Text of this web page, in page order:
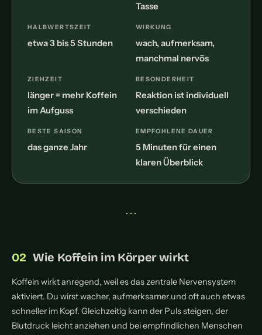
Tasse
HALBWERTSZEIT
etwa 3 bis 5 Stunden
WIRKUNG
wach, aufmerksam,
manchmal nervös
ZIEHZEIT
länger = mehr Koffein
im Aufguss
BESONDERHEIT
Reaktion ist individuell
verschieden
BESTE SAISON
das ganze Jahr
EMPFOHLENE DAUER
5 Minuten für einen
klaren Überblick
• • •
Wie Koffein im Körper wirkt
Koffein wirkt anregend, weil es das zentrale Nervensystem
aktiviert. Du wirst wacher, aufmerksamer und oft auch etwas
schneller im Kopf. Gleichzeitig kann der Puls steigen, der
Blutdruck leicht anziehen und bei empfindlichen Menschen